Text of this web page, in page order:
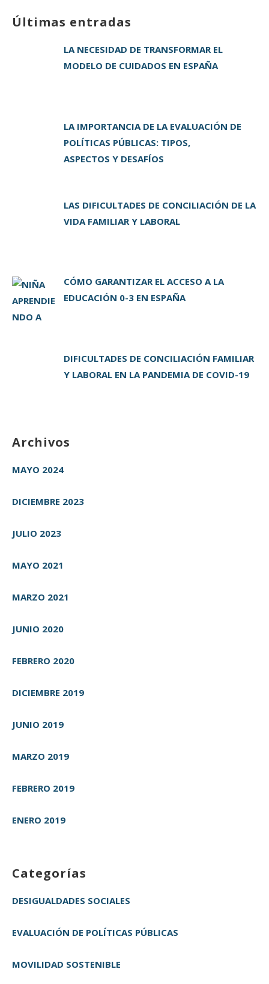
it
te e
b
o
k
e
dI
n
ai
l p
a
rt
Últimas entradas
LA NECESIDAD DE TRANSFORMAR EL
MODELO DE CUIDADOS EN ESPAÑA
LA IMPORTANCIA DE LA EVALUACIÓN DE
POLÍTICAS PÚBLICAS: TIPOS,
ASPECTOS Y DESAFÍOS
LAS DIFICULTADES DE CONCILIACIÓN DE LA
VIDA FAMILIAR Y LABORAL
CÓMO GARANTIZAR EL ACCESO A LA
EDUCACIÓN 0-3 EN ESPAÑA
DIFICULTADES DE CONCILIACIÓN FAMILIAR
Y LABORAL EN LA PANDEMIA DE COVID-19
Archivos
MAYO 2024
DICIEMBRE 2023
JULIO 2023
MAYO 2021
MARZO 2021
JUNIO 2020
FEBRERO 2020
DICIEMBRE 2019
JUNIO 2019
MARZO 2019
FEBRERO 2019
ENERO 2019
Categorías
DESIGUALDADES SOCIALES
EVALUACIÓN DE POLÍTICAS PÚBLICAS
MOVILIDAD SOSTENIBLE